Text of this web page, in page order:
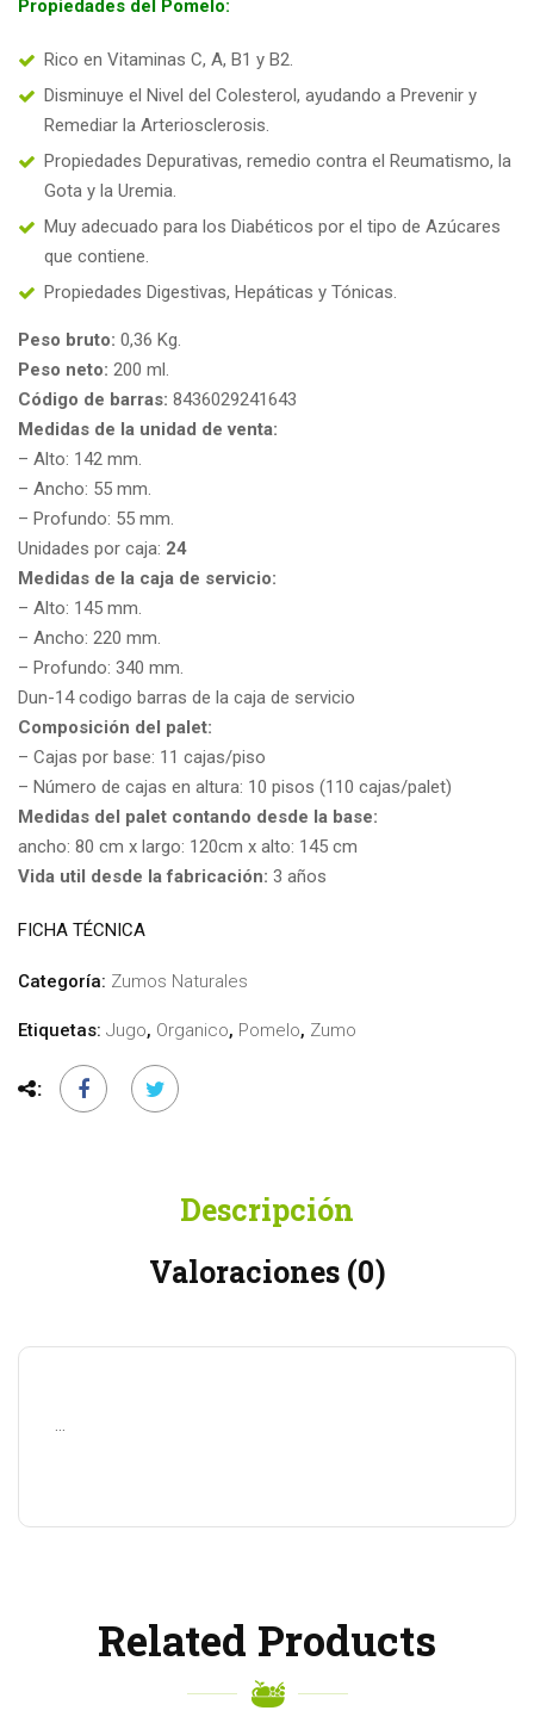
Propiedades del Pomelo:
Rico en Vitaminas C, A, B1 y B2.
Disminuye el Nivel del Colesterol, ayudando a Prevenir y
Remediar la Arteriosclerosis.
Propiedades Depurativas, remedio contra el Reumatismo, la
Gota y la Uremia.
Muy adecuado para los Diabéticos por el tipo de Azúcares
que contiene.
Propiedades Digestivas, Hepáticas y Tónicas.
Peso bruto: 0,36 Kg.
Peso neto: 200 ml.
Código de barras: 8436029241643
Medidas de la unidad de venta:
– Alto: 142 mm.
– Ancho: 55 mm.
– Profundo: 55 mm.
Unidades por caja: 24
Medidas de la caja de servicio:
– Alto: 145 mm.
– Ancho: 220 mm.
– Profundo: 340 mm.
Dun-14 codigo barras de la caja de servicio
Composición del palet:
– Cajas por base: 11 cajas/piso
– Número de cajas en altura: 10 pisos (110 cajas/palet)
Medidas del palet contando desde la base:
ancho: 80 cm x largo: 120cm x alto: 145 cm
Vida util desde la fabricación: 3 años
FICHA TÉCNICA
Categoría: Zumos Naturales
Etiquetas: Jugo, Organico, Pomelo, Zumo
Descripción
Valoraciones (0)
…
Related Products